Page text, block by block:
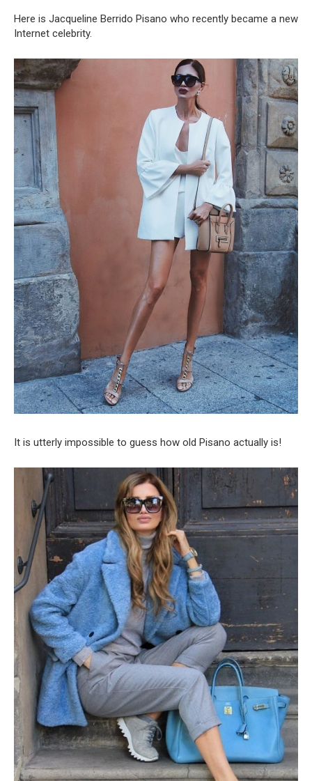
Here is Jacqueline Berrido Pisano who recently became a new
Internet celebrity.
It is utterly impossible to guess how old Pisano actually is!